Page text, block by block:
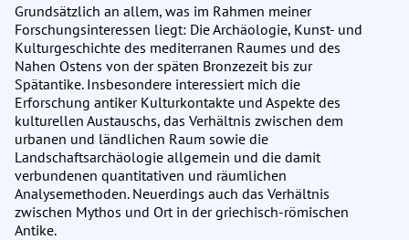
Grundsätzlich an allem, was im Rahmen meiner
Forschungsinteressen liegt: Die Archäologie, Kunst- und
Kulturgeschichte des mediterranen Raumes und des
Nahen Ostens von der späten Bronzezeit bis zur
Spätantike. Insbesondere interessiert mich die
Erforschung antiker Kulturkontakte und Aspekte des
kulturellen Austauschs, das Verhältnis zwischen dem
urbanen und ländlichen Raum sowie die
Landschaftsarchäologie allgemein und die damit
verbundenen quantitativen und räumlichen
Analysemethoden. Neuerdings auch das Verhältnis
zwischen Mythos und Ort in der griechisch-römischen
Antike.